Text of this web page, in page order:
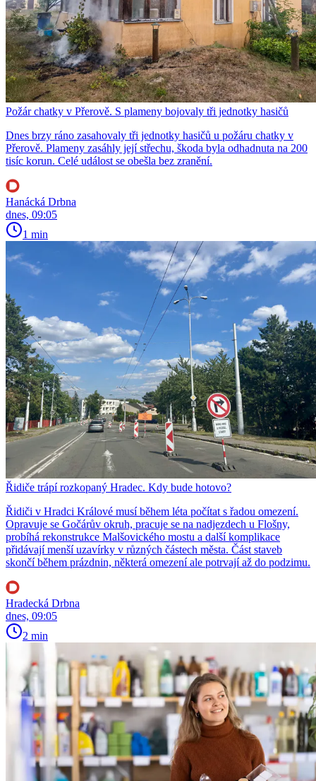
Požár chatky v Přerově. S plameny bojovaly tři jednotky hasičů
Dnes brzy ráno zasahovaly tři jednotky hasičů u požáru chatky v
Přerově. Plameny zasáhly její střechu, škoda byla odhadnuta na 200
tisíc korun. Celé událost se obešla bez zranění.
Hanácká Drbna
dnes, 09:05
1 min
Řidiče trápí rozkopaný Hradec. Kdy bude hotovo?
Řidiči v Hradci Králové musí během léta počítat s řadou omezení.
Opravuje se Gočárův okruh, pracuje se na nadjezdech u Flošny,
probíhá rekonstrukce Malšovického mostu a další komplikace
přidávají menší uzavírky v různých částech města. Část staveb
skončí během prázdnin, některá omezení ale potrvají až do podzimu.
Hradecká Drbna
dnes, 09:05
2 min